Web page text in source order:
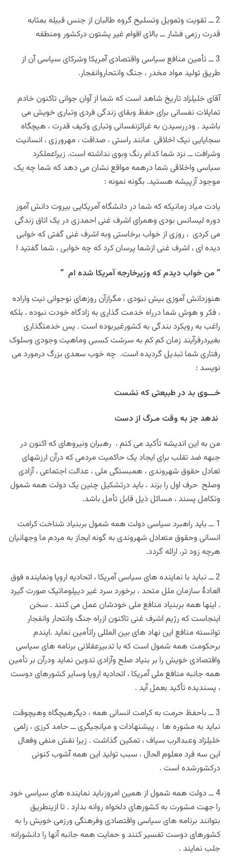
2 ــ تقویت وتمویل وتسلیح گروه طالبان از جنس قبیله بمثابه
قدرت رزمی فشار ــ بالای اقوام غیر پشتون درکشور ومنطقه
3 ــ تأمین منافع سیاسی واقتصادی آمریکا وشرکای سیاسی آن از
طریق تولید مواد مخدر ، جنگ وانتحاروانفجار.
آقای خلیلزاد تاریخ شاهد است که شما از آوان جوانی تاکنون خادم
تمایلات نفسانی برای حفظ وبقای زندگی فردی وتباری خویش می
باشید . ودررسیدن به غرائزنفسانی وتباری وکیف قدرت ، هیچگاه
سجایایی نیک اخلاقی مانند راستی ، صداقت ، مهرورزی ، انسانیت
وشرافت ــ نزد شما کدام رنگ وبوی نداشته است. زیراعملکرد
سیاسی واخلاقی شما درهمه مواقع نشان می دهد که شما چه یک
موجود آزپیشه هستید. بگونه نمونه :
یادت میاد زمانیکه که شما در دانشگاه آمریکایی بیروت دانش آموز
دوره لیسانس بودی وهمرای اشرف غنی احمدزی در یک اتاق زندگی
می کردی ، روزی از خواب برخاستی وبه اشرف غنی گفتی که خوابی
دیده ای ، اشرف غنی ازشما پرسان کرد که چه خوابی ، شما گفتید !
” من خواب دیدم که وزیرخارجه آمریکا شده ام ”
هنوزدانش آموزی بیش نبودی ، مگرازآن روزهای نوجوانی نیت واراده
، فکر و هوش شما درراه خدمت گذاری به زادگاه خودت نبوده ، بلکه
راغب به رویکرد بندگی به کشورغیربوده است . پس خدمتگذاری
بغیردرفرآیند زمان کم کم به سرشت کسبی وماهیت وجودی وسلوک
رفتاری شما تبدیل گردیده است. چه خوب سعدی بزرگ درمورد می
نویسد :
خـــوی بد در طبیعتی که نشست
ندهد جز به وقت مـرگ از دست
من به این اندیشه تأکید می کنم ، رهبران ونیروهای که اکنون در
جبهه ضد تقلب برای ایجاد یک حاکمیت مردمی که درآن ارزشهای
تعادل حقوق شهروندی ، همبستگی ملی ، عدالت اجتماعی ، آزادی
وصلح حرف اول را بزند ، باید درتشکیل چنین یک دولت همه شمول
وتکامل پسند ، مسائل ذیل قابل تأمل باشد.
1 ــ باید راهبرد سیاسی دولت همه شمول بربنیاد شناخت کرامت
انسانی وحقوق متعادل شهروندی به گونه ایجاز به مردم ما وجهانیان
هرچه زود تر، ارائه گردد.
2 ــ نباید با نماینده های سیاسی آمریکا ، اتحادیه اروپا ونماینده فوق
العادۀ سازمان ملل متحد ، برخورد سرد غیر دیپلوماتیک صورت گیرد
. اینها همه بربنیاد منافع ملی خودشان عمل می کنند . سخن
اینجاست که رژیم اشرف غنی تاکنون ازراه جنگ وانتحار وانفجار
توانسته منافع این نهاد های بین المللی راتأمین نماید .ایندم
برحکومت همه شمول است که با تدبیرعقلانی برنامه های سیاسی
واقتصادی خویش را بر بنیاد صلح وآزادی تدوین نماید ودرآن بر تأمین
همه جانبه منافع ملی آمریکا ، اتحادیه اروپا وسایر کشورهای دوست
، پسندیده تأکید بعمل آید .
3 ــ باحفظ حرمت به کرامت انسانی همه ، دیگرهیچگاه وهیچوقت
نباید به مشوره ها ، پیشنهادات و میانجیگری ــ حامد کرزی ، زلمی
خلیلزاد وعبدالرب سیاف ، تمکین گذاشت . زیرا نقش منفی وفعال
این سه فرد معلوم الحال ، سبب تولید این همه آشوب کنونی
درکشورشده است .
4 ــ دولت همه شمول از همین امروزباید نماینده های سیاسی خود
را جهت مشورت به کشورهای دلخواه روانه بدارد . تا ازینطریق
بتوانند برنامه های سیاسی واقتصادی وفرهنگی ورزمی خویش را به
کشورهای دوست تفسیر کنند و حمایت همه جانبه آنها را دانشورانه
جلب نمایند .